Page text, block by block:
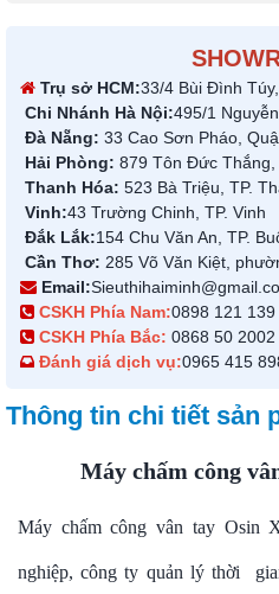
Trụ sở HCM:33/4 Bùi Đình
Chi Nhánh Hà Nội:495/1
Đà Nẵng: 33 Cao Sơn Pháo,
Hải Phòng: 879 Tôn Đức Thắng,
Thanh Hóa: 523 Bà Triệu, TP.
Vinh:43 Trường Chinh, TP. Vinh
Đắk Lắk:154 Chu Văn An, TP.
Cần Thơ: 285 Võ Văn Kiệt,
Email:
CSKH Phía Nam:0898 121 139
CSKH Phía Bắc: 0868 50 2002
Đánh giá dịch vụ:0965 415
Thông tin chi tiết sản
Máy chấm công
Máy chấm công vân tay Osin
nghiệp, công ty quản lý thời